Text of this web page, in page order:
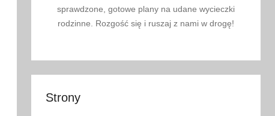
sprawdzone, gotowe plany na udane wycieczki
rodzinne. Rozgość się i ruszaj z nami w drogę!
Strony